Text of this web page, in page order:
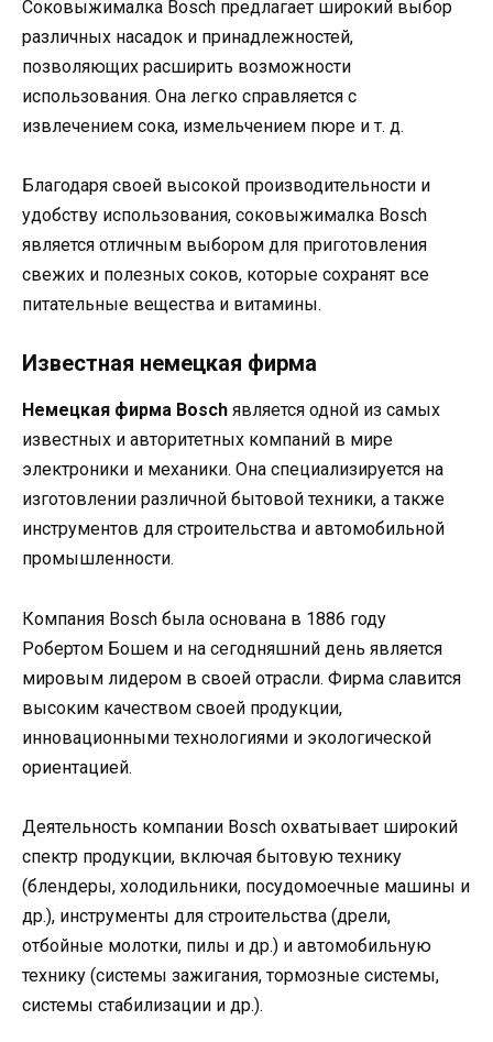
Соковыжималка Bosch предлагает широкий выбор
различных насадок и принадлежностей,
позволяющих расширить возможности
использования. Она легко справляется с
извлечением сока, измельчением пюре и т. д.
Благодаря своей высокой производительности и
удобству использования, соковыжималка Bosch
является отличным выбором для приготовления
свежих и полезных соков, которые сохранят все
питательные вещества и витамины.
Известная немецкая фирма
Немецкая фирма Bosch является одной из самых
известных и авторитетных компаний в мире
электроники и механики. Она специализируется на
изготовлении различной бытовой техники, а также
инструментов для строительства и автомобильной
промышленности.
Компания Bosch была основана в 1886 году
Робертом Бошем и на сегодняшний день является
мировым лидером в своей отрасли. Фирма славится
высоким качеством своей продукции,
инновационными технологиями и экологической
ориентацией.
Деятельность компании Bosch охватывает широкий
спектр продукции, включая бытовую технику
(блендеры, холодильники, посудомоечные машины и
др.), инструменты для строительства (дрели,
отбойные молотки, пилы и др.) и автомобильную
технику (системы зажигания, тормозные системы,
системы стабилизации и др.).